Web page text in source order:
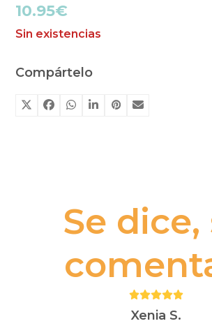
10.95€
Sin existencias
Compártelo
Se dice,
Puntuación:
5Xenia S.